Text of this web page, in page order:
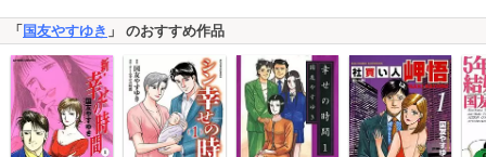
「 国友やすゆき 」 のおすすめ作品